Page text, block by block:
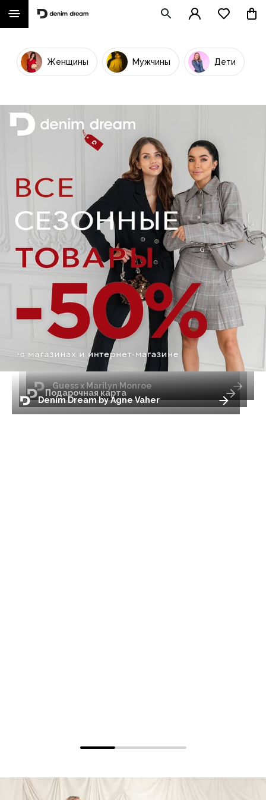
Женщины Мужчины Дети
Denim Dream by Agne Vaher
Подарочная карта
Guess x Marilyn Monroe